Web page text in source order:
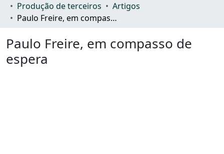
Produção de terceiros
Artigos
Paulo Freire, em compasso de espera
Paulo Freire, em compasso de
espera